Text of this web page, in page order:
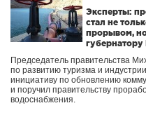
Эксперты:
стал не
прорывом,
Председатель правительства
по развитию туризма и
инициативу по обновлению
и поручил правительству
водоснабжения.